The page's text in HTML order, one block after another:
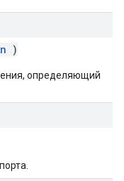
)
определяющий